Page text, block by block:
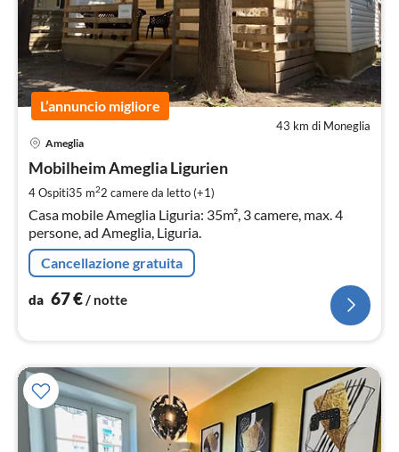
L’annuncio migliore
43 km di Moneglia
Ameglia
Mobilheim Ameglia Ligurien
4 Ospiti35 m22 camere da letto (+1)
Casa mobile Ameglia Liguria: 35m², 3 camere, max. 4
persone, ad Ameglia, Liguria.
Cancellazione gratuita
da 67€ / notte